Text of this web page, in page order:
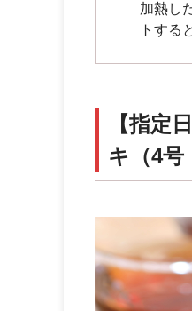
加熱し
トする
【指定
キ（4号